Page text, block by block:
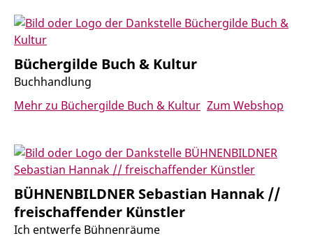
Büchergilde Buch & Kultur
Buchhandlung
Mehr zu Büchergilde Buch & Kultur Zum Webshop
BÜHNENBILDNER Sebastian Hannak //
freischaffender Künstler
Ich entwerfe Bühnenräume